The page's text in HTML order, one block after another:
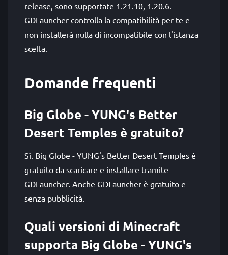
release, sono supportate 1.21.10, 1.20.6.
GDLauncher controlla la compatibilità per te e
non installerà nulla di incompatibile con l'istanza
scelta.
Domande frequenti
Big Globe - YUNG's Better
Desert Temples è gratuito?
Sì. Big Globe - YUNG's Better Desert Temples è
gratuito da scaricare e installare tramite
GDLauncher. Anche GDLauncher è gratuito e
senza pubblicità.
Quali versioni di Minecraft
supporta Big Globe - YUNG's